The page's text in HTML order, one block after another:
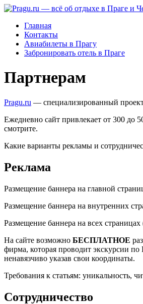
Главная
Контакты
Авиабилеты в Прагу
Забронировать отель в Праге
Партнерам
Pragu.ru — специализированный
Ежедневно сайт привлекает от 300 до
смотрите.
Какие варианты рекламы и
Реклама
Размещение баннера на главной
Размещение баннера на внутренних
Размещение баннера на всех
На сайте возможно БЕСПЛАТНОЕ
фирма, которая проводит экскурсии
ненавязчиво указав свои координаты.
Требования к статьям: уникальность,
Сотрудничество